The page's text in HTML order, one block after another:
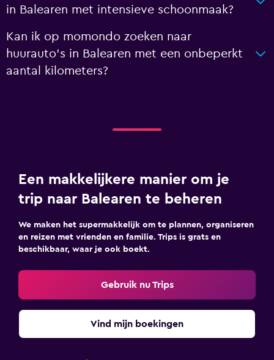
in Balearen met intensieve schoonmaak?
Kan ik op momondo zoeken naar
huurauto's in Balearen met een onbeperkt
aantal kilometers?
Een makkelijkere manier om je
trip naar Balearen te beheren
We maken het supermakkelijk om te plannen, organiseren
en reizen met vrienden en familie. Trips is grats en
beschikbaar, waar je ook boekt.
Gebruik nu Trips
Vind mijn boekingen